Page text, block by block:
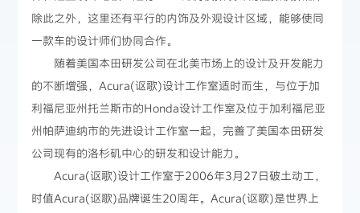
除此之外，这里还有平行的内饰及外观设计区域，能够使同
一款车的设计师们协同合作。
随着美国本田研发公司在北美市场上的设计及开发能力
的不断增强，Acura(讴歌)设计工作室适时而生，与位于加
利福尼亚州托兰斯市的Honda设计工作室及位于加利福尼亚
州帕萨迪纳市的先进设计工作室一起，完善了美国本田研发
公司现有的洛杉矶中心的研发和设计能力。
Acura(讴歌)设计工作室于2006年3月27日破土动工，
时值Acura(讴歌)品牌诞生20周年。Acura(讴歌)是世界上